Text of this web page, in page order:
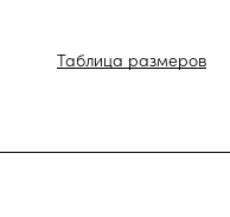
Таблица размеров